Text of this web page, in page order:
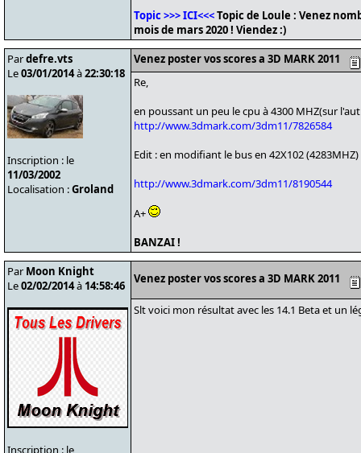
Topic >>> ICI<<<Topic de Loule : Venez
mois de mars 2020 ! Viendez :)
Pardefre.vts
Le03/01/2014à22:30:18
Inscription : le
11/03/2002
Localisation :Groland
Venez poster vos scores a 3D MARK 2011
Re,
en poussant un peu le cpu à 4300 MHZ(sur
http://www.3dmark.com/3dm11/7826584
Edit : en modifiant le bus en 42X102 (4283MHZ)
http://www.3dmark.com/3dm11/8190544
A+
BANZAI !
Par Moon Knight
Le02/02/2014à 14:58:46
Inscription : le
Venez poster vos scores a 3D MARK 2011
Slt voici mon résultat avec les 14.1 Beta et un